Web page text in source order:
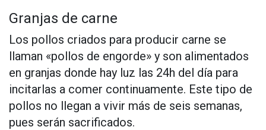
Granjas de carne
Los pollos criados para producir carne se
llaman «pollos de engorde» y son alimentados
en granjas donde hay luz las 24h del día para
incitarlas a comer continuamente. Este tipo de
pollos no llegan a vivir más de seis semanas,
pues serán sacrificados.